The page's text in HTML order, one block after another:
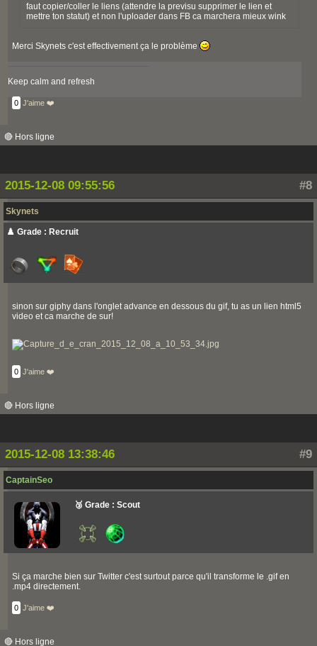
faut copier/coller le liens (attendre la previsu supprimer le lien et
mettre ton statut) et non l'uploader dans FB ca marchera mieux wink
Merci Skynets c'est effectivement ça le problème
Keep calm and refresh
0 J'aime ❤️
🔴 Hors ligne
#8
2015-12-08 09:55:56
Skynets
♟️ Grade : Recruit
sinon sur giphy dans l'onglet advance en dessous du gif, tu as un lien html5
video et ca marche de sur!
0 J'aime ❤️
🔴 Hors ligne
#9
2015-12-08 13:38:46
CaptainSeo
🥉 Grade : Scout
Si ça marche bien sur Twitter c'est surtout parce qu'il transforme le .gif en
.mp4 directement.
0 J'aime ❤️
🔴 Hors ligne